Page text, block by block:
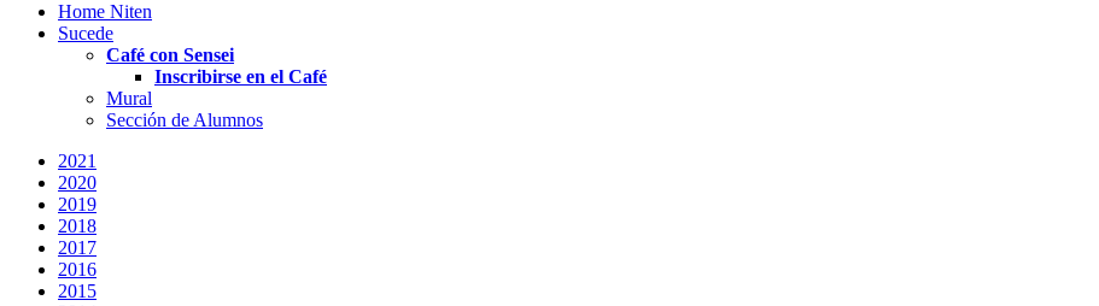
Home Niten
Sucede
Café con Sensei
Inscribirse en el Café
Mural
Sección de Alumnos
2021
2020
2019
2018
2017
2016
2015